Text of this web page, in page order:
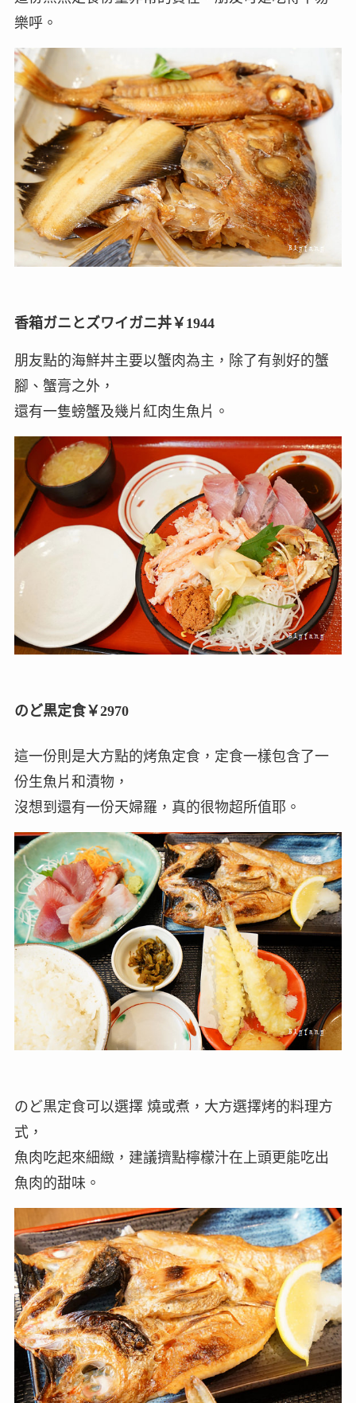
樂呼。
香箱ガニとズワイガニ丼￥1944
朋友點的海鮮丼主要以蟹肉為主，除了有剝好的蟹
腳、蟹膏之外，
還有一隻螃蟹及幾片紅肉生魚片。
のど黒定食￥2970
這一份則是大方點的烤魚定食，定食一樣包含了一
份生魚片和漬物，
沒想到還有一份天婦羅，真的很物超所值耶。
のど黒定食可以選擇 燒或煮，大方選擇烤的料理方
式，
魚肉吃起來細緻，建議擠點檸檬汁在上頭更能吃出
魚肉的甜味。